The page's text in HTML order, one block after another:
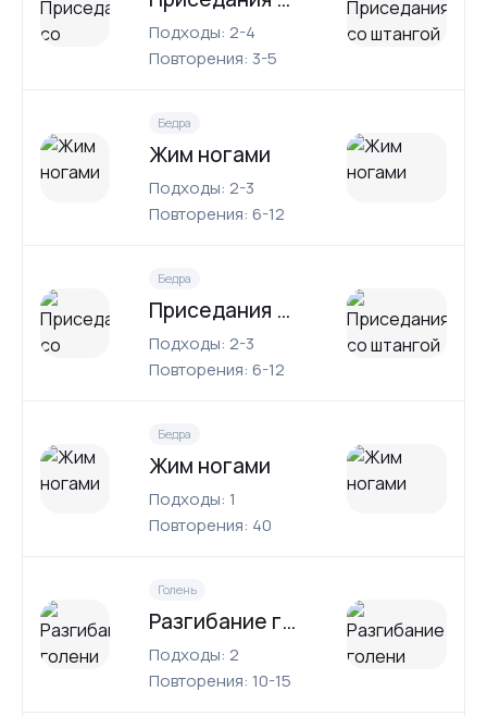
Подходы: 2-4
Повторения: 3-5
Бедра
Жим ногами
Подходы: 2-3
Повторения: 6-12
Бедра
Приседания со штангой на груди
Подходы: 2-3
Повторения: 6-12
Бедра
Жим ногами
Подходы: 1
Повторения: 40
Голень
Разгибание голени сидя
Подходы: 2
Повторения: 10-15